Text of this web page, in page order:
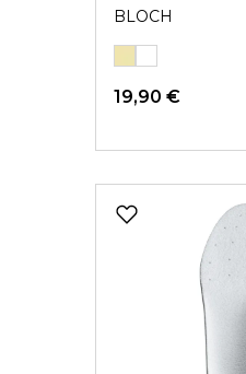
BLOCH
19,90 €